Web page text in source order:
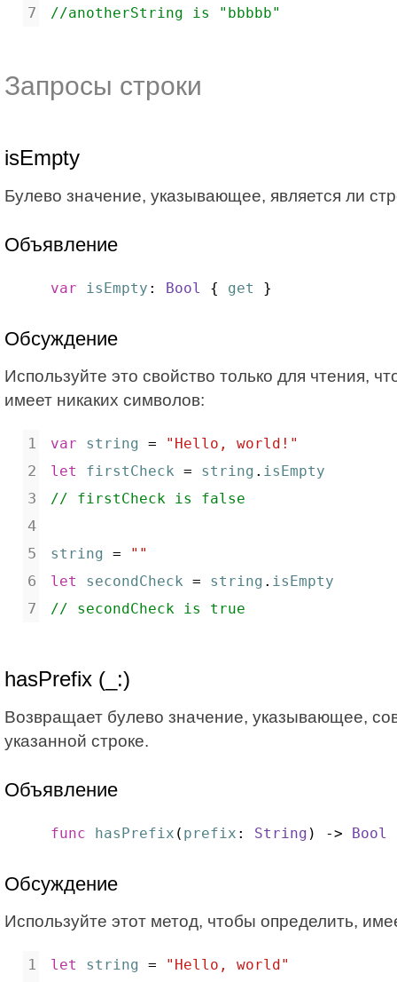
//anotherString is "bbbbb"
Запросы строки
isEmpty
Булево значение, указывающее, является ли
Объявление
var isEmpty : Bool { get }
Обсуждение
Используйте это свойство только для чтения,
имеет никаких символов:
var string =
"Hello, world!"
let
firstCheck = string . isEmpty
// firstCheck is false
string =
""
let
secondCheck = string . isEmpty
// secondCheck is true
hasPrefix (_:)
Возвращает булево значение, указывающее,
указанной строке.
Объявление
func hasPrefix ( prefix : String ) -> Bool
Обсуждение
Используйте этот метод, чтобы определить,
let string =
"Hello, world"